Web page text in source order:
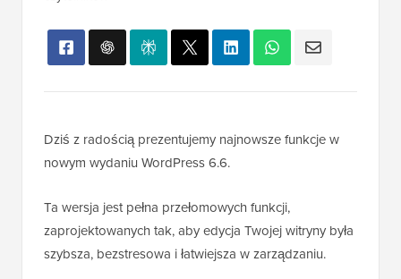
Dziś z radością prezentujemy najnowsze funkcje w
nowym wydaniu WordPress 6.6.
Ta wersja jest pełna przełomowych funkcji,
zaprojektowanych tak, aby edycja Twojej witryny była
szybsza, bezstresowa i łatwiejsza w zarządzaniu.